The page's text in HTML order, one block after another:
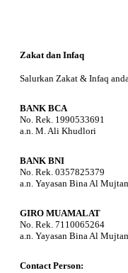
Zakat dan Infaq
Salurkan Zakat & Infaq
BANK BCA
No. Rek. 1990533691
a.n. M. Ali Khudlori
BANK BNI
No. Rek. 0357825379
a.n. Yayasan Bina Al
GIRO MUAMALAT
No. Rek. 7110065264
a.n. Yayasan Bina Al
Contact Person: